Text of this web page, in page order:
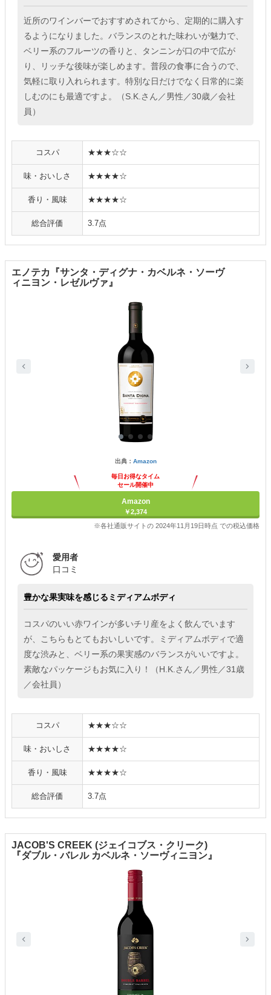
近所のワインバーでおすすめされてから、定期的に購入す
るようになりました。バランスのとれた味わいが魅力で、
ベリー系のフルーツの香りと、タンニンが口の中で広が
り、リッチな後味が楽しめます。普段の食事に合うので、
気軽に取り入れられます。特別な日だけでなく日常的に楽
しむのにも最適ですよ。（S.K.さん／男性／30歳／会社
員）
コスパ ★★★☆☆
味・おいしさ ★★★★☆
香り・風味 ★★★★☆
総合評価 3.7点
エノテカ『サンタ・ディグナ・カベルネ・ソーヴ
ィニヨン・レゼルヴァ』
出典： Amazon
毎日お得なタイム
セール開催中
Amazon
￥2,374
※各社通販サイトの 2024年11月19日時点 での税込価格
愛用者
口コミ
豊かな果実味を感じるミディアムボディ
コスパのいい赤ワインが多いチリ産をよく飲んでいます
が、こちらもとてもおいしいです。ミディアムボディで適
度な渋みと、ベリー系の果実感のバランスがいいですよ。
素敵なパッケージもお気に入り！（H.K.さん／男性／31歳
／会社員）
コスパ ★★★☆☆
味・おいしさ ★★★★☆
香り・風味 ★★★★☆
総合評価 3.7点
JACOB'S CREEK (ジェイコブス・クリーク)
『ダブル・バレル カベルネ・ソーヴィニヨン』